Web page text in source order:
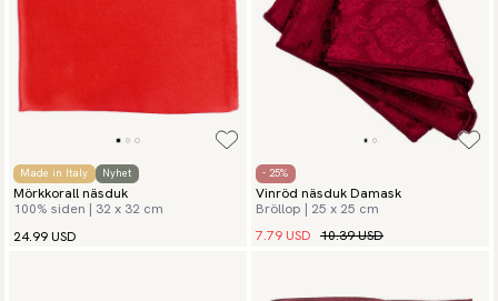
Made in Italy Nyhet
Mörkkorall näsduk
100% siden | 32 x 32 cm
24.99 USD
- 25%
Vinröd näsduk Damask
Bröllop | 25 x 25 cm
7.79 USD 10.39 USD